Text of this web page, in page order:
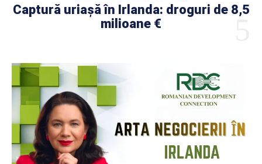
Captură uriașă în Irlanda: droguri de 8,5
milioane €